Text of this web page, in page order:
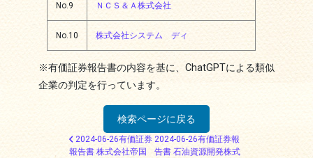
No.9 ＮＣＳ＆Ａ株式会社
No.10 株式会社システム ディ
※有価証券報告書の内容を基に、ChatGPTによる類似
企業の判定を行っています。
検索ページに戻る
投稿ナビゲーション
2024-06-26有価証券
報告書 株式会社帝国
2024-06-26有価証券報
告書 石油資源開発株式